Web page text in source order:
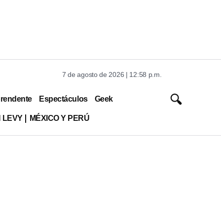
7 de agosto de 2026 | 12:58 p.m.
Espectáculos Geek
LEVY MÉXICO Y PERÚ